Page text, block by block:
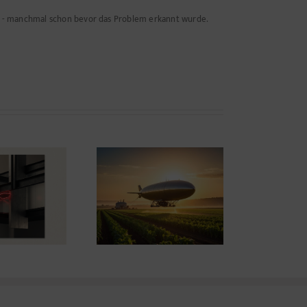
manchmal schon bevor das Problem erkannt wurde.
Warum immer
Traktoren
nachhaltige
Antwort sind
ANTAST